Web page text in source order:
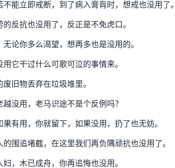
不能立即戒断，到了病入膏肓时，想戒也没用了。
的反抗也没用了，反正是不免虎口。
无论你多么渴望，想再多也是没用的。
用它干过什么可歌可泣的事情来。
废旧物丢弃在垃圾堆里。
越没用，老马识途不是个反例吗？
果有用，你就留下，如果没用，扔了也无妨。
的围追堵截，在这里我们再负隅顽抗也没用了。
妇，木已成舟，你再追悔也没用。